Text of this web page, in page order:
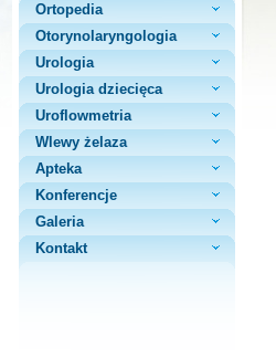
Ortopedia
Otorynolaryngologia
Urologia
Urologia dziecięca
Uroflowmetria
Wlewy żelaza
Apteka
Konferencje
Galeria
Kontakt